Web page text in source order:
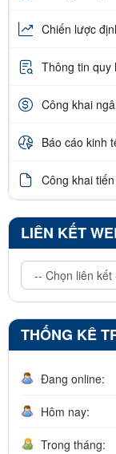
Chiến lược
Thông tin quy
Công khai
Báo cáo kinh
Công khai
LIÊN KẾT
THỐNG KÊ
Đang online:
Hôm nay:
Trong tháng: